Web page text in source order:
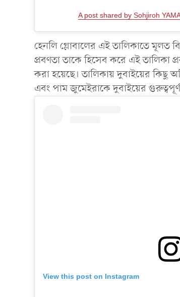
A post shared by Sohjiroh
হেনলি গ্লোবালের এই তালিকাতে মূলত
প্রবণতা তাকে হিসেব করে এই তালিকা
করা হয়েছে। তালিকায় দুবাইয়ের
এবং পাম জুমেইরাকে দুবাইয়ের
View this post on Instagram